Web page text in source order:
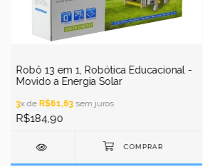
Robô 13 em 1, Robótica Educacional -
Movido a Energia Solar
3x de R$61,63sem juros
R$184,90